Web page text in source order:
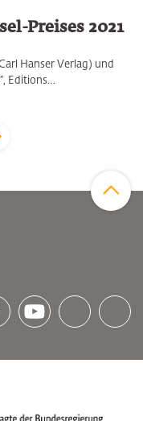
Preises 2021
Hanser Verlag) und
Editions…